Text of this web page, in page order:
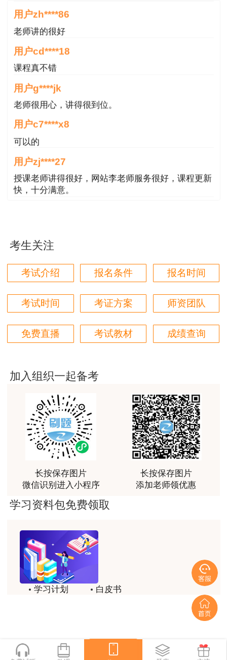
用户zh****86
老师讲的很好
用户cd****18
课程真不错
用户g****jk
老师很用心，讲得很到位。
用户c7****x8
可以的
用户zj****27
授课老师讲得很好，网站李老师服务很好，课程更新
快，十分满意。
站的教学质量越来越好，希望我们每位参加学习的同
学都取得非常优秀满意的成绩，衷心感谢各位老师的
辛勤付出！
用户m9****66
对本次课程购买的老师的服务态度非常满意。希望我
们网站教学质量越来越高。祝大家都取得满意的结
用户m5****66
用户m5****66
3位老师，讲的都非常的好
用户m9****88
建设工程教育网很给力，课程逻辑清晰，老师讲解通
俗易懂，重点突出，模拟题质量高，押题卷压中的知
识点很多，尤其是实务简答题秘籍压中将近70%的小
问，让小白学员也能一次过四门，十分给力，值得推
荐[强][强]
用户jl****un
用户m9****66
老师讲课认真负责，要点突出；我考试通过了。
用户m9****66
老师讲课认真负责，要点突出；我考试通过了。
用户s****02
考生关注
考试介绍 报名条件 报名时间
考试时间 考证方案 师资团队
免费直播 考试教材 成绩查询
加入组织一起备考
长按保存图片
微信识别进入小程序
长按保存图片
添加老师领优惠
学习资料包免费领取
学习计划
白皮书